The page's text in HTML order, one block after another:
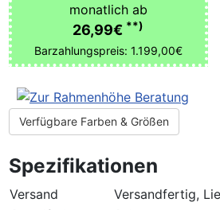
monatlich ab
26,99€ **)
Barzahlungspreis: 1.199,00€
Verfügbare Farben & Größen
Spezifikationen
Versand
Versandfertig,